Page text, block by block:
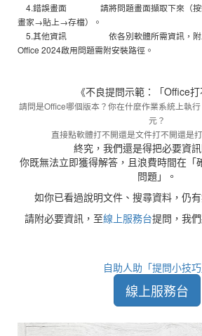
4.錯誤畫面 請將問題畫面擷取下來（按
畫家→貼上→存檔）。
5.其他資訊 依各別軟體所需資訊，附上
Office 2024啟用問題需附安裝路徑。
《不良提問示範：「Office打
請問是Office哪個版本？你在什麼作業系統上執
元？
直接點軟體打不開還是文件打不開還是
終究，我們還是得把必要資訊
你既無法立即獲得解答，且浪費時間在「
問題」。
如你已看過說明文件、搜尋資料，仍
請附必要資訊，至線上服務台提問，我
自助人助「提問小技巧
線上服務台